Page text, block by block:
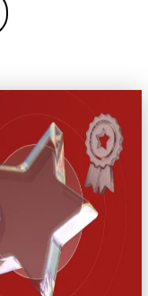
добиваться